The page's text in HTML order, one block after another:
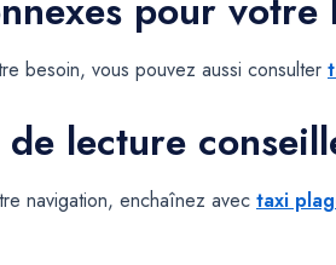
besoin, vous pouvez aussi consulter
de lecture
navigation, enchaînez avec taxi